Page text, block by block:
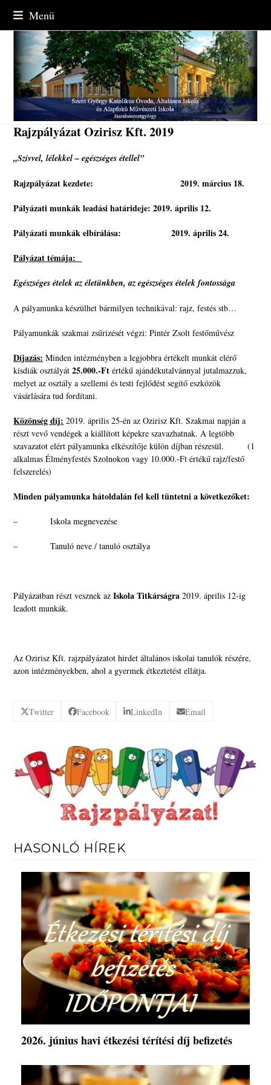
content
Menü
Rajzpályázat Ozirisz Kft. 2019
„Szívvel, lélekkel – egészséges étellel”
Rajzpályázat kezdete: 2019. március 18.
Pályázati munkák leadási határideje: 2019. április 12.
Pályázati munkák elbírálása: 2019. április 24.
Pályázat témája:
Egészséges ételek az életünkben, az egészséges ételek fontossága
A pályamunka készülhet bármilyen technikával: rajz, festés stb…
Pályamunkák szakmai zsűrizését végzi: Pintér Zsolt festőművész
Díjazás: Minden intézményben a legjobbra értékelt munkát elérő
kisdiák osztályát 25.000.-Ft értékű ajándékutalvánnyal jutalmazzuk,
melyet az osztály a szellemi és testi fejlődést segítő eszközök
vásárlására tud fordítani.
Közönség díj: 2019. április 25-én az Ozirisz Kft. Szakmai napján a
részt vevő vendégek a kiállított képekre szavazhatnak. A legtöbb
szavazatot elért pályamunka elkészítője külön díjban részesül. (1
alkalmas Élményfestés Szolnokon vagy 10.000.-Ft értékű rajz/festő
felszerelés)
Minden pályamunka hátoldalán fel kell tüntetni a következőket:
– Iskola megnevezése
– Tanuló neve / tanuló osztálya
Pályázatban részt vesznek azIskola Titkárságra 2019. április 12-ig
leadott munkák.
Az Ozirisz Kft. rajzpályázatot hirdet általános iskolai tanulók részére,
azon intézményekben, ahol a gyermek étkeztetést ellátja.
Twitter Facebook LinkedIn Email
HASONLÓ HÍREK
2026. június havi étkezési térítési díj befizetés